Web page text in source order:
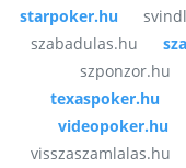
starpoker.hu
szabadulas.hu
szponzor.hu
texaspoker.hu
videopoker.hu
visszaszamlalas.hu